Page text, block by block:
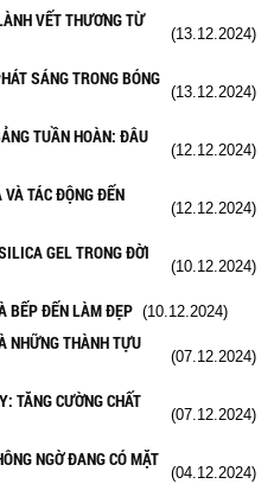
VẾT THƯƠNG TỪ
(13.12.2024)
SÁNG TRONG BÓNG
(13.12.2024)
TUẦN HOÀN: ĐÂU
(12.12.2024)
TÁC ĐỘNG ĐẾN
(12.12.2024)
GEL TRONG ĐỜI
(10.12.2024)
BẾP ĐẾN LÀM ĐẸP (10.12.2024)
NHỮNG THÀNH TỰU
(07.12.2024)
TĂNG CƯỜNG CHẤT
(07.12.2024)
NGỜ ĐANG CÓ MẶT
(04.12.2024)